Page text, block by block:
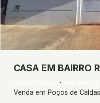
CASA EM BAIRRO
-
Venda em Poços de Caldas